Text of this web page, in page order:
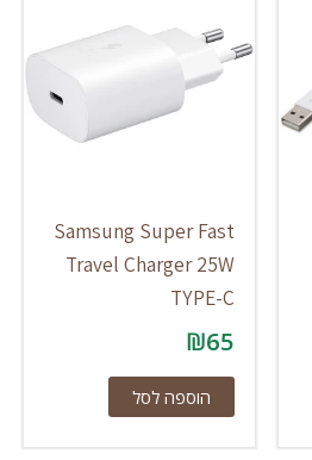
Samsung Super Fast
Travel Charger 25W
TYPE-C
₪65
הוספה לסל